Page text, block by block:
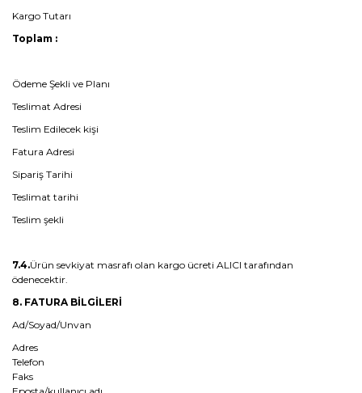
Kargo Tutarı
Toplam :
Ödeme Şekli ve Planı
Teslimat Adresi
Teslim Edilecek kişi
Fatura Adresi
Sipariş Tarihi
Teslimat tarihi
Teslim şekli
7.4.Ürün sevkiyat masrafı olan kargo ücreti ALICI tarafından
ödenecektir.
8. FATURA BİLGİLERİ
Ad/Soyad/Unvan
Adres
Telefon
Faks